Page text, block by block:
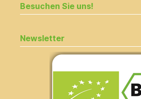
Besuchen Sie uns!
Newsletter